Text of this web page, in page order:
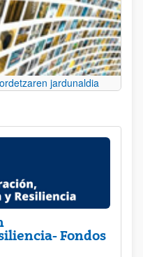
jardunaldia
Fondos